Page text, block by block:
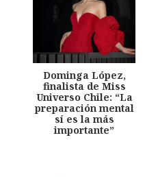
Dominga López,
finalista de Miss
Universo Chile: “La
preparación mental
sí es la más
importante”